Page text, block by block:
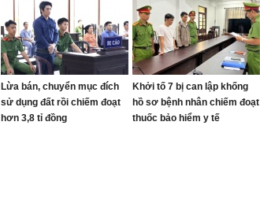
Lừa bán, chuyển mục đích
sử dụng đất rồi chiếm đoạt
hơn 3,8 tỉ đồng
Khởi tố 7 bị can lập khống
hồ sơ bệnh nhân chiếm đoạt
thuốc bảo hiểm y tế